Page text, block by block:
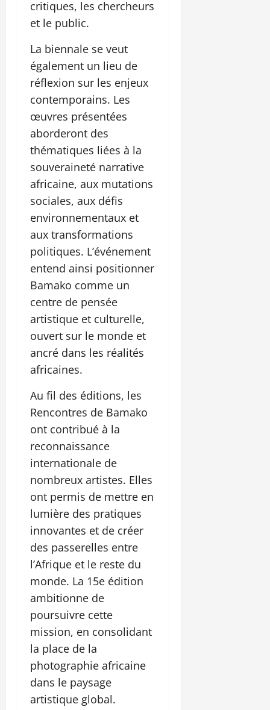
critiques, les chercheurs
et le public.
La biennale se veut
également un lieu de
réflexion sur les enjeux
contemporains. Les
œuvres présentées
aborderont des
thématiques liées à la
souveraineté narrative
africaine, aux mutations
sociales, aux défis
environnementaux et
aux transformations
politiques. L’événement
entend ainsi positionner
Bamako comme un
centre de pensée
artistique et culturelle,
ouvert sur le monde et
ancré dans les réalités
africaines.
Au fil des éditions, les
Rencontres de Bamako
ont contribué à la
reconnaissance
internationale de
nombreux artistes. Elles
ont permis de mettre en
lumière des pratiques
innovantes et de créer
des passerelles entre
l’Afrique et le reste du
monde. La 15e édition
ambitionne de
poursuivre cette
mission, en consolidant
la place de la
photographie africaine
dans le paysage
artistique global.